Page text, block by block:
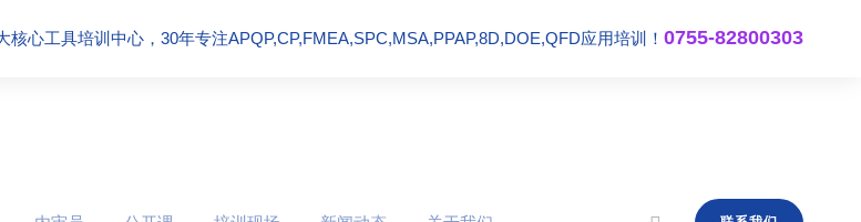
核心工具培训中心，30年专注APQP,CP,FMEA,SPC,MSA,PPAP,8D,DOE,QFD应用培训！ 0755-82800303